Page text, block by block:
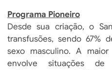
Programa Pioneiro
Desde sua criação, o
transfusões, sendo 67%
sexo masculino. A
envolve situações de